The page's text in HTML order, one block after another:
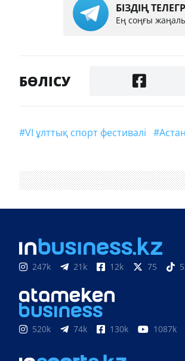
БІЗДІҢ
Ең соңғы
БӨЛІСУ
#VI ұлттық спорт фестивалі
247k 21k 12k 75
520k 74k 130k 1087k